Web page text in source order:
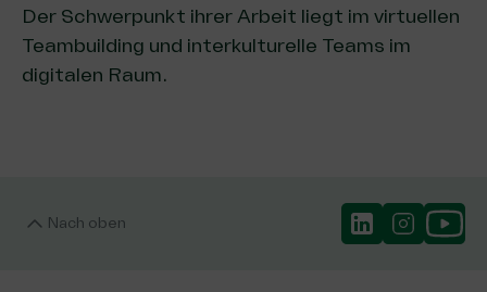
Der Schwerpunkt ihrer Arbeit liegt im virtuellen
Teambuilding und interkulturelle Teams im
digitalen Raum.
Nach oben